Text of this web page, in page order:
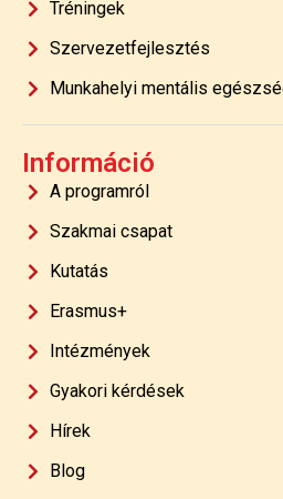
Tréningek
Szervezetfejlesztés
Munkahelyi mentális
Információ
A programról
Szakmai csapat
Kutatás
Erasmus+
Intézmények
Gyakori kérdések
Hírek
Blog